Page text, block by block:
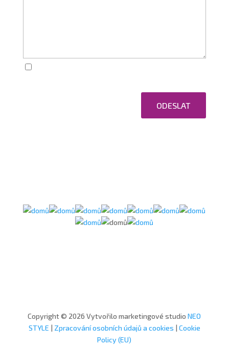
ODESLAT
Copyright © 2026 Vytvořilo marketingové studioNEO
STYLE | Zpracování osobních údajů a cookies | Cookie
Policy (EU)